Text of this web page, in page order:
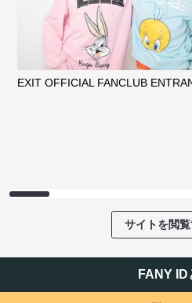
EXIT OFFICIAL FANCLUB
サイトを閲
FANY ID